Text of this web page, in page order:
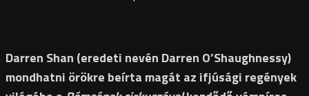
Darren Shan (eredeti nevén Darren O’Shaughnessy)
mondhatni örökre beírta magát az ifjúsági regények